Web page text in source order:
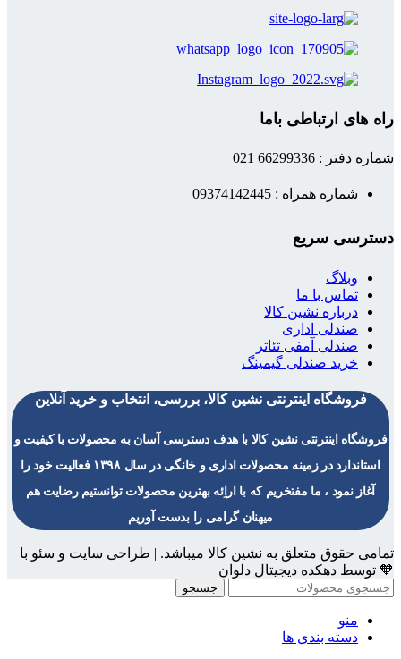
راه های ارتباطی باما
شماره دفتر : 66299336 021
شماره همراه : 09374142445
دسترسی سریع
وبلاگ
تماس با ما
درباره نشین کالا
صندلی اداری
صندلی آمفی تئاتر
خرید صندلی گیمینگ
فروشگاه اینترنتی نشین کالا، بررسی، انتخاب و خرید آنلاین
فروشگاه اینترنتی نشین کالا با هدف دسترسی آسان به محصولات با کیفیت و
استاندارد در زمینه محصولات اداری و خانگی در سال ۱۳۹۸ فعالیت خود را
آغاز نمود ، ما مفتخریم که با اراِئه بهترین محصولات توانستیم رضایت هم
میهنان گرامی را بدست آوریم
تمامی حقوق متعلق به نشین کالا میباشد. | طراحی سایت و سئو با
🧡 توسط دهکده دیجیتال دلوان
جستجو
منو
دسته بندی ها